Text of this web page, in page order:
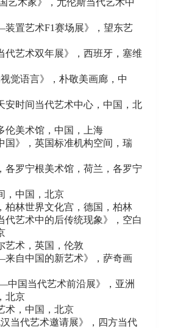
艺术家》，尤伦斯当代艺术中
置艺术F1赛场展》，望东艺
代艺术双年展》，西班牙，塞维
视觉语言》，朴敬美画廊，中
安时间当代艺术中心，中国，北
伦美术馆，中国，上海
国》，英国标准机构空间，瑞
各罗宁根美术馆，荷兰，各罗宁
，中国，北京
柏林世界文化宫，德国，柏林
艺术中的后传统现象》，空白
艺术，英国，伦敦
自中国的新艺术》，萨奇画
中国当代艺术前沿展》，亚洲
北京
术，中国，北京
汉当代艺术邀请展》，四方当代